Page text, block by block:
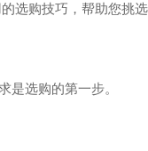
选购技巧，帮助您挑
选购的第一步。